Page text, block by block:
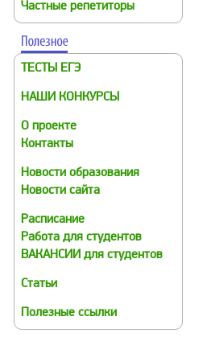
Частные репетиторы
ТЕСТЫ ЕГЭ
НАШИ КОНКУРСЫ
О проекте
Контакты
Новости образования
Новости сайта
Расписание
Работа для студентов
ВАКАНСИИ для студентов
Статьи
Полезные ссылки